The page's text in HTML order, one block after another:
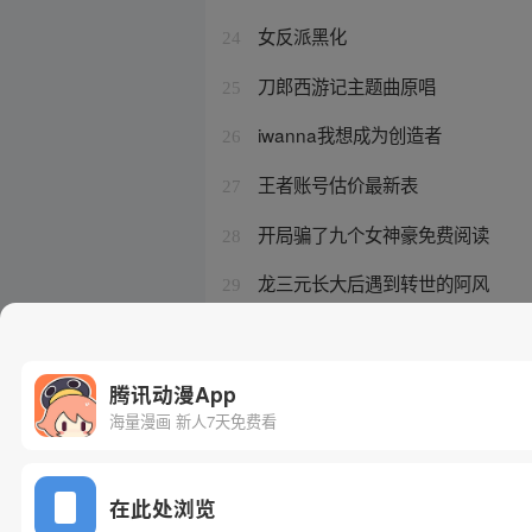
24 女反派黑化
25 刀郎西游记主题曲原唱
26 iwanna我想成为创造者
27 王者账号估价最新表
28 开局骗了九个女神豪免费阅读
29 龙三元长大后遇到转世的阿风
腾讯动漫App
海量漫画 新人7天免费看
在此处浏览